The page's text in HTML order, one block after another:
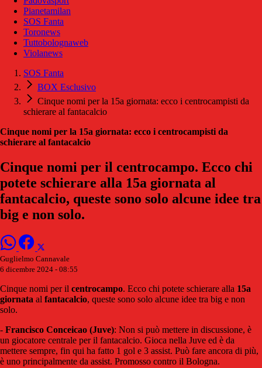
Pianetamilan
SOS Fanta
Toronews
Tuttobolognaweb
Violanews
SOS Fanta
BOX Esclusivo
Cinque nomi per la 15a giornata: ecco i centrocampisti da
schierare al fantacalcio
Cinque nomi per la 15a giornata: ecco i centrocampisti da
schierare al fantacalcio
Cinque nomi per il centrocampo. Ecco chi
potete schierare alla 15a giornata al
fantacalcio, queste sono solo alcune idee tra
big e non solo.
Guglielmo Cannavale
6 dicembre 2024 - 08:55
Cinque nomi per il centrocampo. Ecco chi potete schierare alla 15a
giornata al fantacalcio, queste sono solo alcune idee tra big e non
solo.
- Francisco Conceicao (Juve): Non si può mettere in discussione, è
un giocatore centrale per il fantacalcio. Gioca nella Juve ed è da
mettere sempre, fin qui ha fatto 1 gol e 3 assist. Può fare ancora di più,
è uno principalmente da assist. Promosso contro il Bologna.